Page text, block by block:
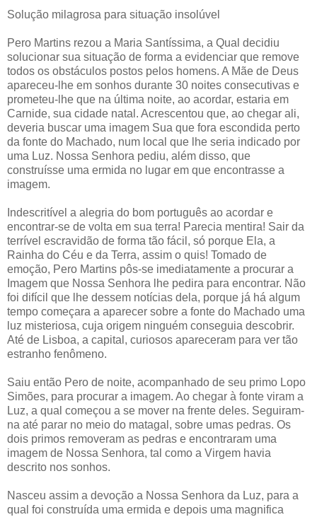
Solução milagrosa para situação insolúvel
Pero Martins rezou a Maria Santíssima, a Qual decidiu
solucionar sua situação de forma a evidenciar que remove
todos os obstáculos postos pelos homens. A Mãe de Deus
apareceu-lhe em sonhos durante 30 noites consecutivas e
prometeu-lhe que na última noite, ao acordar, estaria em
Carnide, sua cidade natal. Acrescentou que, ao chegar ali,
deveria buscar uma imagem Sua que fora escondida perto
da fonte do Machado, num local que lhe seria indicado por
uma Luz. Nossa Senhora pediu, além disso, que
construísse uma ermida no lugar em que encontrasse a
imagem.
Indescritível a alegria do bom português ao acordar e
encontrar-se de volta em sua terra! Parecia mentira! Sair da
terrível escravidão de forma tão fácil, só porque Ela, a
Rainha do Céu e da Terra, assim o quis! Tomado de
emoção, Pero Martins pôs-se imediatamente a procurar a
Imagem que Nossa Senhora lhe pedira para encontrar. Não
foi difícil que lhe dessem notícias dela, porque já há algum
tempo começara a aparecer sobre a fonte do Machado uma
luz misteriosa, cuja origem ninguém conseguia descobrir.
Até de Lisboa, a capital, curiosos apareceram para ver tão
estranho fenômeno.
Saiu então Pero de noite, acompanhado de seu primo Lopo
Simões, para procurar a imagem. Ao chegar à fonte viram a
Luz, a qual começou a se mover na frente deles. Seguiram-
na até parar no meio do matagal, sobre umas pedras. Os
dois primos removeram as pedras e encontraram uma
imagem de Nossa Senhora, tal como a Virgem havia
descrito nos sonhos.
Nasceu assim a devoção a Nossa Senhora da Luz, para a
qual foi construída uma ermida e depois uma magnifica